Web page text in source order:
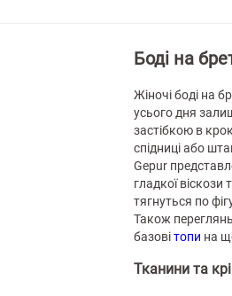
Боді на
Жіночі боді на
усього дня
застібкою в
спідниці або
Gepur
гладкої
тягнуться по
Також
базовітопи на
Тканини та